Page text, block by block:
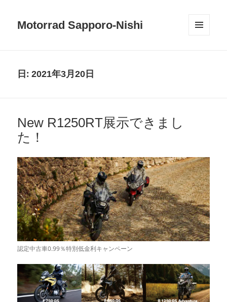
Motorrad Sapporo-Nishi
日:2021年3月20日
New R1250RT展示できまし
た！
認定中古車0.99％特別低金利キャンペーン